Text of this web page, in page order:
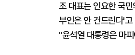
조 대표는 인요한 국
부인은 안 건드린다'
"윤석열 대통령은 마